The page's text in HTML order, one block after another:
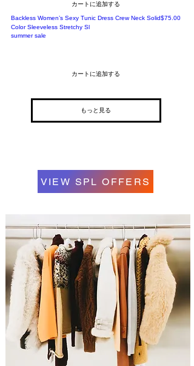
カートに追加する
Backless Women’s Sexy Tunic Dress Crew Neck Solid
Color Sleeveless Stretchy Sl
価格
$75.00
summer sale
カートに追加する
もっと見る
VIEW SPL OFFERS